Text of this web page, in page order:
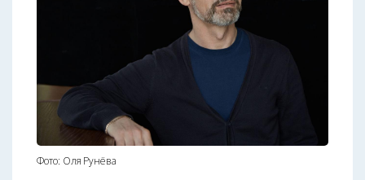
Фото: Оля Рунёва